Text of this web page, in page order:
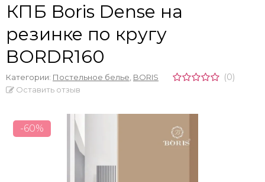
КПБ Boris Dense на
резинке по кругу
BORDR160
Категории: Постельное белье BORIS (0)
Оставить отзыв
-60%